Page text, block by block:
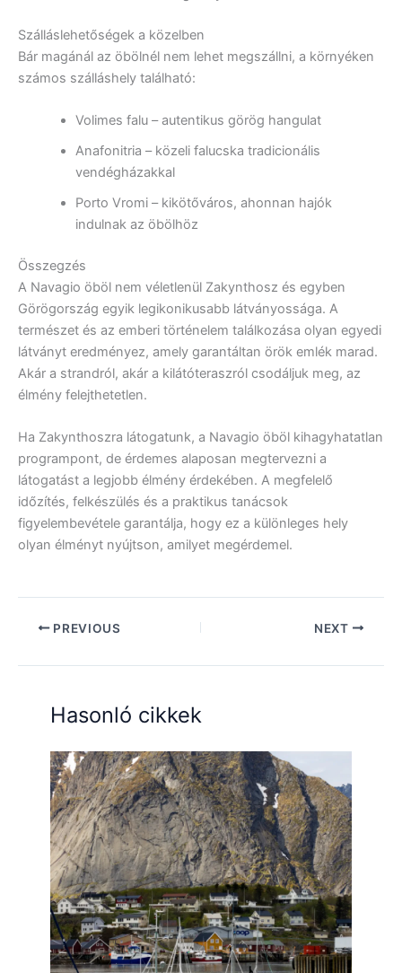
Szálláslehetőségek a közelben
Bár magánál az öbölnél nem lehet megszállni, a környéken
számos szálláshely található:
Volimes falu – autentikus görög hangulat
Anafonitria – közeli falucska tradicionális
vendégházakkal
Porto Vromi – kikötőváros, ahonnan hajók
indulnak az öbölhöz
Összegzés
A Navagio öböl nem véletlenül Zakynthosz és egyben
Görögország egyik legikonikusabb látványossága. A
természet és az emberi történelem találkozása olyan egyedi
látványt eredményez, amely garantáltan örök emlék marad.
Akár a strandról, akár a kilátóteraszról csodáljuk meg, az
élmény felejthetetlen.
Ha Zakynthoszra látogatunk, a Navagio öböl kihagyhatatlan
programpont, de érdemes alaposan megtervezni a
látogatást a legjobb élmény érdekében. A megfelelő
időzítés, felkészülés és a praktikus tanácsok
figyelembevétele garantálja, hogy ez a különleges hely
olyan élményt nyújtson, amilyet megérdemel.
PREVIOUS NEXT
Hasonló cikkek